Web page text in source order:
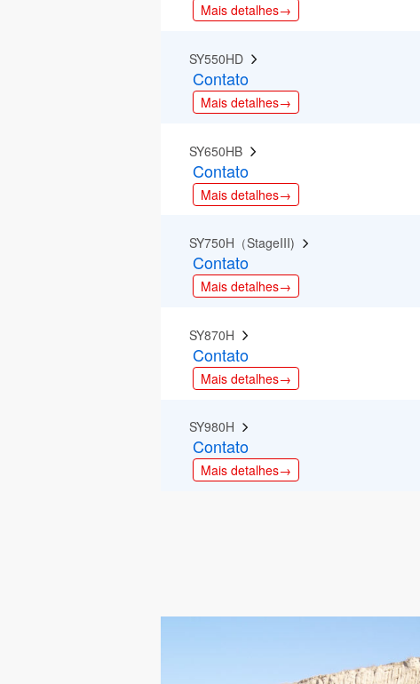
Mais detalhes→
SY550HD
Contato
Mais detalhes→
SY650HB
Contato
Mais detalhes→
SY750H（StageIII)
Contato
Mais detalhes→
SY870H
Contato
Mais detalhes→
SY980H
Contato
Mais detalhes→